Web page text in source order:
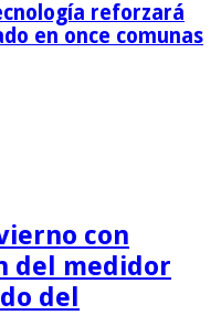
reforzará
en once comunas
con
del medidor
del